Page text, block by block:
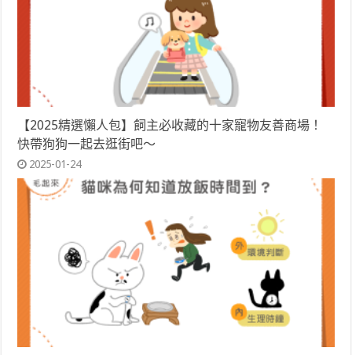
【2025精選懶人包】飼主必收藏的十家寵物友善商場！
快帶狗狗一起去逛街吧～
2025-01-24